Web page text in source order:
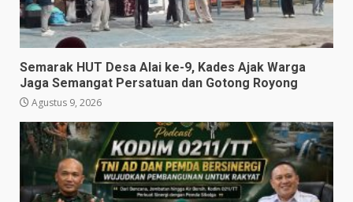
Semarak HUT Desa Alai ke-9, Kades Ajak Warga
Jaga Semangat Persatuan dan Gotong Royong
Agustus 9, 2026